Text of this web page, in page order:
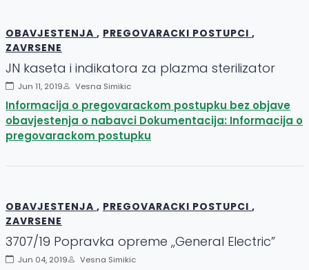
OBAVJESTENJA , PREGOVARACKI POSTUPCI ,
ZAVRSENE
JN kaseta i indikatora za plazma sterilizator
Jun 11, 2019 Vesna Simikic
Informacija o pregovarackom postupku bez objave
obavjestenja o nabavci Dokumentacija: Informacija o
pregovarackom postupku
OBAVJESTENJA , PREGOVARACKI POSTUPCI ,
ZAVRSENE
3707/19 Popravka opreme ,,General Electric”
Jun 04, 2019 Vesna Simikic